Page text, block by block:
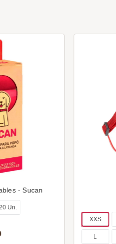
- Sucan
Un.
XXS
L